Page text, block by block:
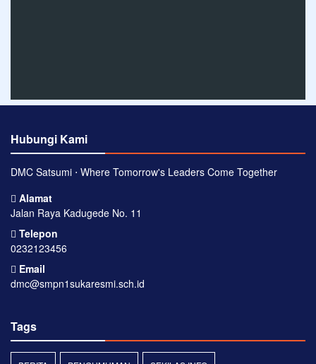
Hubungi Kami
DMC Satsumi ⋅ Where Tomorrow's Leaders Come Together
Alamat
Jalan Raya Kadugede No. 11
Telepon
0232123456
Email
dmc@smpn1sukaresmi.sch.id
Tags